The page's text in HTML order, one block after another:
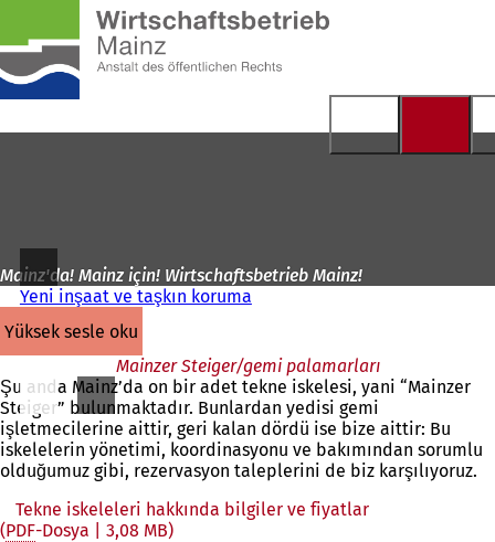
İçeriğe atla
Mainz'da! Mainz için! Wirtschaftsbetrieb Mainz!
Yeni inşaat ve taşkın koruma
yüksek sesle oku
Mainzer Steiger/gemi palamarları
Şu anda Mainz’da on bir adet tekne iskelesi, yani “Mainzer
Steiger” bulunmaktadır. Bunlardan yedisi gemi
işletmecilerine aittir, geri kalan dördü ise bize aittir: Bu
iskelelerin yönetimi, koordinasyonu ve bakımından sorumlu
olduğumuz gibi, rezervasyon taleplerini de biz karşılıyoruz.
Tekne iskeleleri hakkında bilgiler ve fiyatlar
PDF-Dosya
3,08 MB